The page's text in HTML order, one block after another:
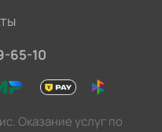
65-10
Оказание услуг по